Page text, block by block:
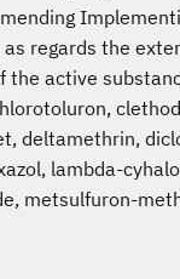
regards the
the active
deltamethrin,
lambda-
metsulfuron-